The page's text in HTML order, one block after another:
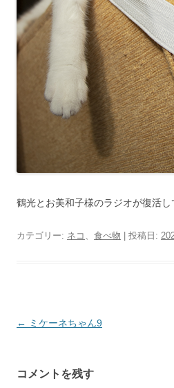
鶴光とお美和子様のラジオが復活
カテゴリー: ネコ 、 食べ物 | 投稿日:
投
ビ
← ミケーネちゃん9
コメントを残す